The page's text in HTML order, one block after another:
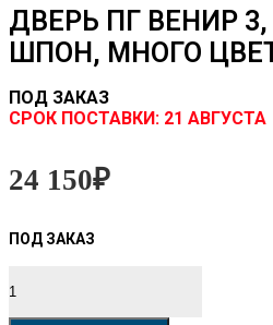
ДВЕРЬ ПГ ВЕНИР
ШПОН, МНОГО
ПОД ЗАКАЗ
CРОК ПОСТАВКИ: 21 АВГУСТА
24 150₽
товара
Дверь